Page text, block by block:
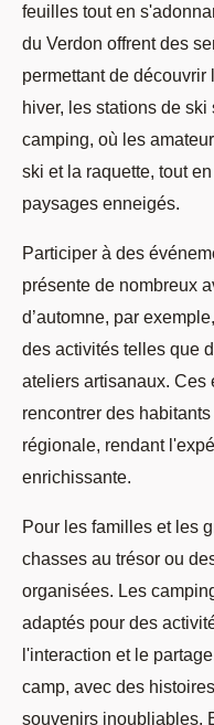
feuilles tout en
du Verdon offrent des
permettant de
hiver, les stations de
camping, où les
ski et la raquette, tout
paysages enneigés.
Participer à des
présente de nombreux
d’automne, par
des activités telles que
ateliers artisanaux. Ces
rencontrer des
régionale, rendant
enrichissante.
Pour les familles et les
chasses au trésor ou
organisées. Les
adaptés pour des
l'interaction et le
camp, avec des
souvenirs inoubliables.